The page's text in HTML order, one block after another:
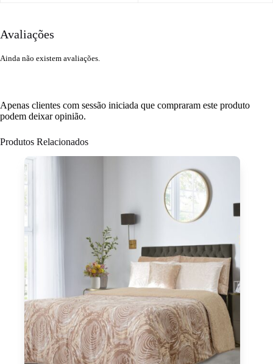
Avaliações
Ainda não existem avaliações.
Apenas clientes com sessão iniciada que compraram este produto
podem deixar opinião.
Produtos Relacionados